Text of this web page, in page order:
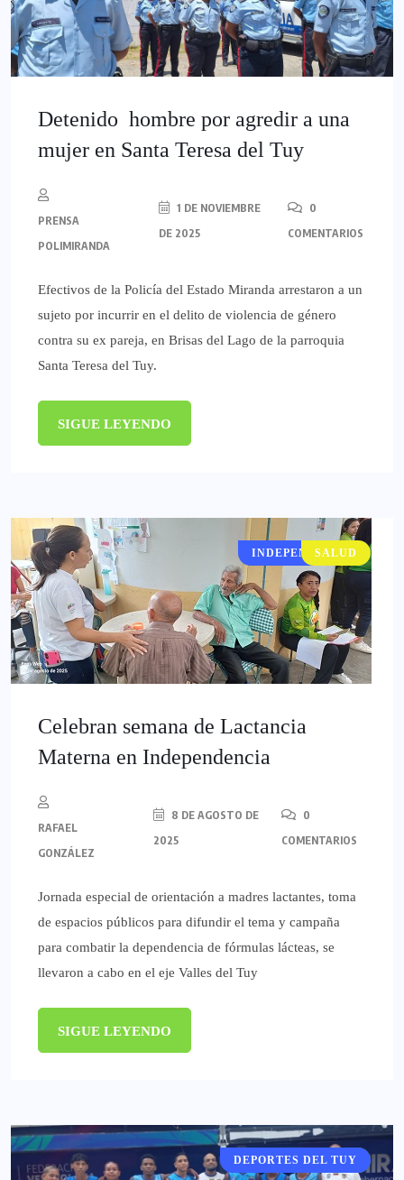
Detenido hombre por agredir a una
mujer en Santa Teresa del Tuy
PRENSA
POLIMIRANDA
1 DE NOVIEMBRE
DE 2025
0
COMENTARIOS
Efectivos de la Policía del Estado Miranda arrestaron a un
sujeto por incurrir en el delito de violencia de género
contra su ex pareja, en Brisas del Lago de la parroquia
Santa Teresa del Tuy.
SIGUE LEYENDO
INDEPENDENCIA
SALUD
Celebran semana de Lactancia
Materna en Independencia
RAFAEL
GONZÁLEZ
8 DE AGOSTO DE
2025
0
COMENTARIOS
Jornada especial de orientación a madres lactantes, toma
de espacios públicos para difundir el tema y campaña
para combatir la dependencia de fórmulas lácteas, se
llevaron a cabo en el eje Valles del Tuy
SIGUE LEYENDO
DEPORTES
DEPORTES DEL TUY